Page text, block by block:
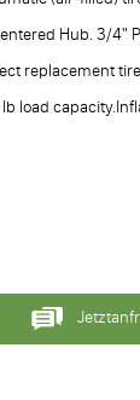
Hub. 3/4"
replacement
load